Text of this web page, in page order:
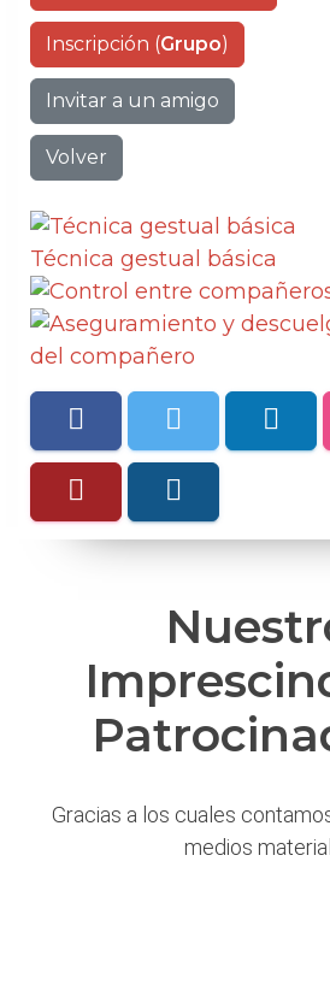
Inscripción (Grupo)
Invitar a un amigo
Volver
Gracias a los cuales
medios